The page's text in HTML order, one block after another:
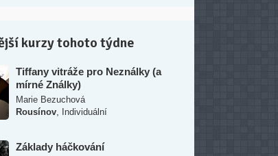
kurzy tohoto týdne
Tiffany vitráže pro Neználky (a
mírné Ználky)
Marie Bezuchová
Rousínov
Individuální
Základy háčkování